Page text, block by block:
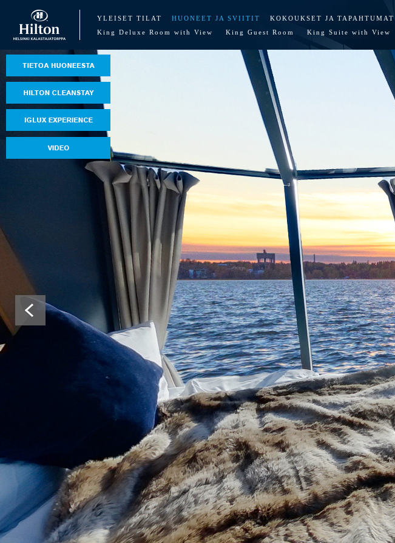
YLEISET TILAT HUONEET JA SVIITIT KOKOUKSET JA TAPAHTUMAT
King Deluxe Room with View King Guest Room King Suite with View